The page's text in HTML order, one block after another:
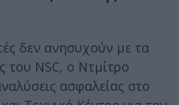
δεν ανησυχούν με τα
του NSC, ο Ντμίτρο
ασφαλείας στο